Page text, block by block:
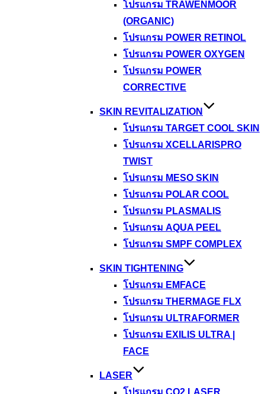
โปรแกรม TRAWENMOOR
(ORGANIC)
โปรแกรม POWER RETINOL
โปรแกรม POWER OXYGEN
โปรแกรม POWER
CORRECTIVE
SKIN REVITALIZATION
โปรแกรม TARGET COOL SKIN
โปรแกรม XCELLARISPRO
TWIST
โปรแกรม MESO SKIN
โปรแกรม POLAR COOL
โปรแกรม PLASMALIS
โปรแกรม AQUA PEEL
โปรแกรม SMPF COMPLEX
SKIN TIGHTENING
โปรแกรม EMFACE
โปรแกรม THERMAGE FLX
โปรแกรม ULTRAFORMER
โปรแกรม EXILIS ULTRA |
FACE
LASER